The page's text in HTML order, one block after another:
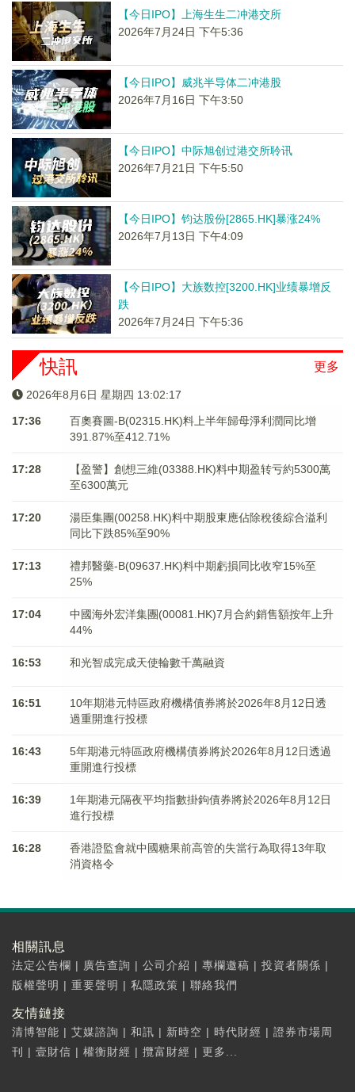
【今日IPO】上海生生二冲港交所
2026年7月24日 下午5:36
【今日IPO】威兆半导体二冲港股
2026年7月16日 下午3:50
【今日IPO】中际旭创过港交所聆讯
2026年7月21日 下午5:50
【今日IPO】钧达股份[2865.HK]暴涨24%
2026年7月13日 下午4:09
【今日IPO】大族数控[3200.HK]业绩暴增反
跌
2026年7月24日 下午5:36
更多
快訊
2026年8月6日 星期四 13:02:17
17:36
百奧賽圖-B(02315.HK)料上半年歸母淨利潤同比增
391.87%至412.71%
17:28
【盈警】創想三維(03388.HK)料中期盈转亏約5300萬
至6300萬元
17:20
湯臣集團(00258.HK)料中期股東應佔除稅後綜合溢利
同比下跌85%至90%
17:13
禮邦醫藥-B(09637.HK)料中期虧損同比收窄15%至
25%
17:04
中國海外宏洋集團(00081.HK)7月合約銷售額按年上升
44%
16:53 和光智成完成天使輪數千萬融資
16:51
10年期港元特區政府機構債券將於2026年8月12日透
過重開進行投標
16:43
5年期港元特區政府機構債券將於2026年8月12日透過
重開進行投標
16:39
1年期港元隔夜平均指數掛鉤債券將於2026年8月12日
進行投標
16:28
香港證監會就中國糖果前高管的失當行為取得13年取
消資格令
相關訊息
法定公告欄 | 廣告查詢 | 公司介紹 | 專欄邀稿 | 投資者關係 |
版權聲明 | 重要聲明 | 私隱政策 | 聯絡我們
友情鏈接
清博智能 | 艾媒諮詢 | 和訊 | 新時空 | 時代財經 | 證券市場周
刊
| 壹財信 | 權衡財經 | 攬富財經 | 更多...